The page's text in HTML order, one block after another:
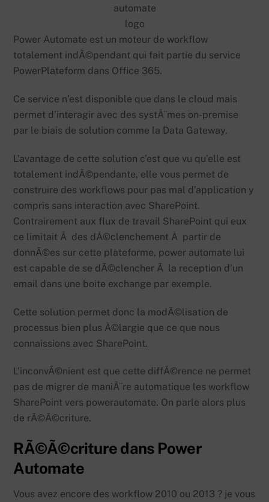
automate
logo
Power Automate est un moteur de workflow
totalement indÃ©pendant qui fait partie du service
PowerPlateform dans Office 365.
Ce service n’est disponible que dans le cloud mais
permet d’interagir avec des systÃ¨mes on-premise
par le biais de solution comme la Data Gateway.
L’avantage de cette solution c’est que vu qu’elle est
totalement indÃ©pendante, elle vous permet de
construire des workflows pour pas mal d’application y
compris sans interaction avec SharePoint.
Contrairement aux flux de travail SharePoint qui eux
ce limitait Ã des dÃ©clenchement Ã partir de
donnÃ©es sur cette plateforme, power automate lui
est capable de se dÃ©clencher Ã la reception d’un
email dans une boite exchange par exemple.
Cette solution permet donc la modÃ©lisation de
processus bien plus Ã©largie que ce que nous
connaissions avec SharePoint.
L’inconvÃ©nient est que cette diffÃ©rence ne permet
pas de migrer de maniÃ¨re automatique les workflow
SharePoint vers powerautomate. On parle alors plus
de rÃ©Ã©criture.
RÃ©Ã©criture dans Power
Automate
Vous avez encore des workflow 2010 ou 2013 ? je vous